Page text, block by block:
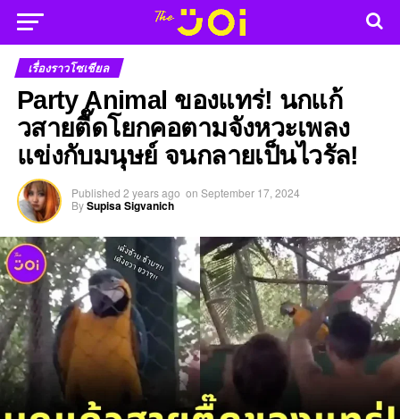
เรื่องราวโซเชียล
Party Animal ของแทร่! นกแก้
วสายตื๊ดโยกคอตามจังหวะเพลง
แข่งกับมนุษย์ จนกลายเป็นไวรัล!
Published 2 years ago on September 17, 2024
BySupisa Sigvanich